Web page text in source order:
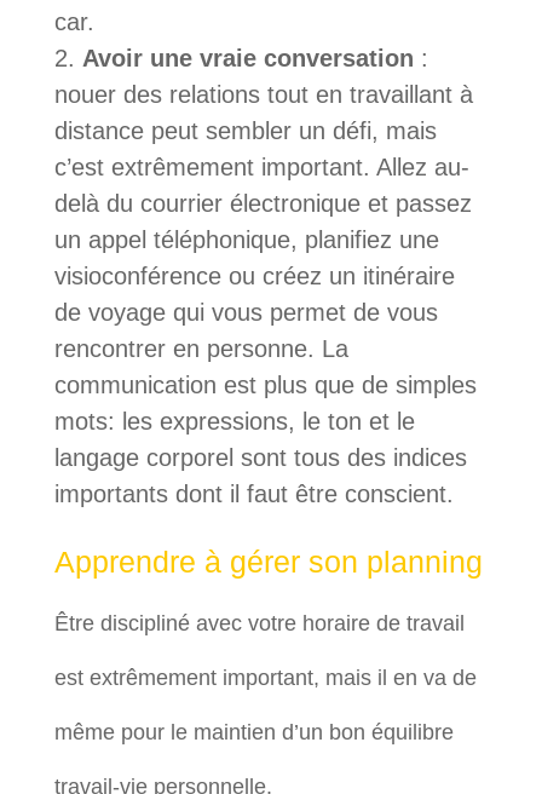
car.
Avoir une vraie conversation :
nouer des relations tout en travaillant à
distance peut sembler un défi, mais
c’est extrêmement important. Allez au-
delà du courrier électronique et passez
un appel téléphonique, planifiez une
visioconférence ou créez un itinéraire
de voyage qui vous permet de vous
rencontrer en personne. La
communication est plus que de simples
mots: les expressions, le ton et le
langage corporel sont tous des indices
importants dont il faut être conscient.
Apprendre à gérer son planning
Être discipliné avec votre horaire de travail
est extrêmement important, mais il en va de
même pour le maintien d’un bon équilibre
travail-vie personnelle.